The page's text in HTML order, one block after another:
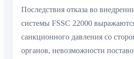
Последствия отказа во
системы FSSC 22000
санкционного давления со
органов, невозможности